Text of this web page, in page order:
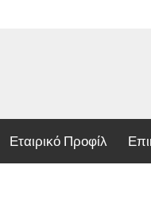
Εταιρικό Προφίλ